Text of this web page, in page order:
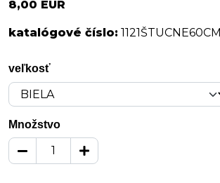
8,00 EUR
katalógové číslo: 1121ŠTUCNE60CM
veľkosť
Množstvo